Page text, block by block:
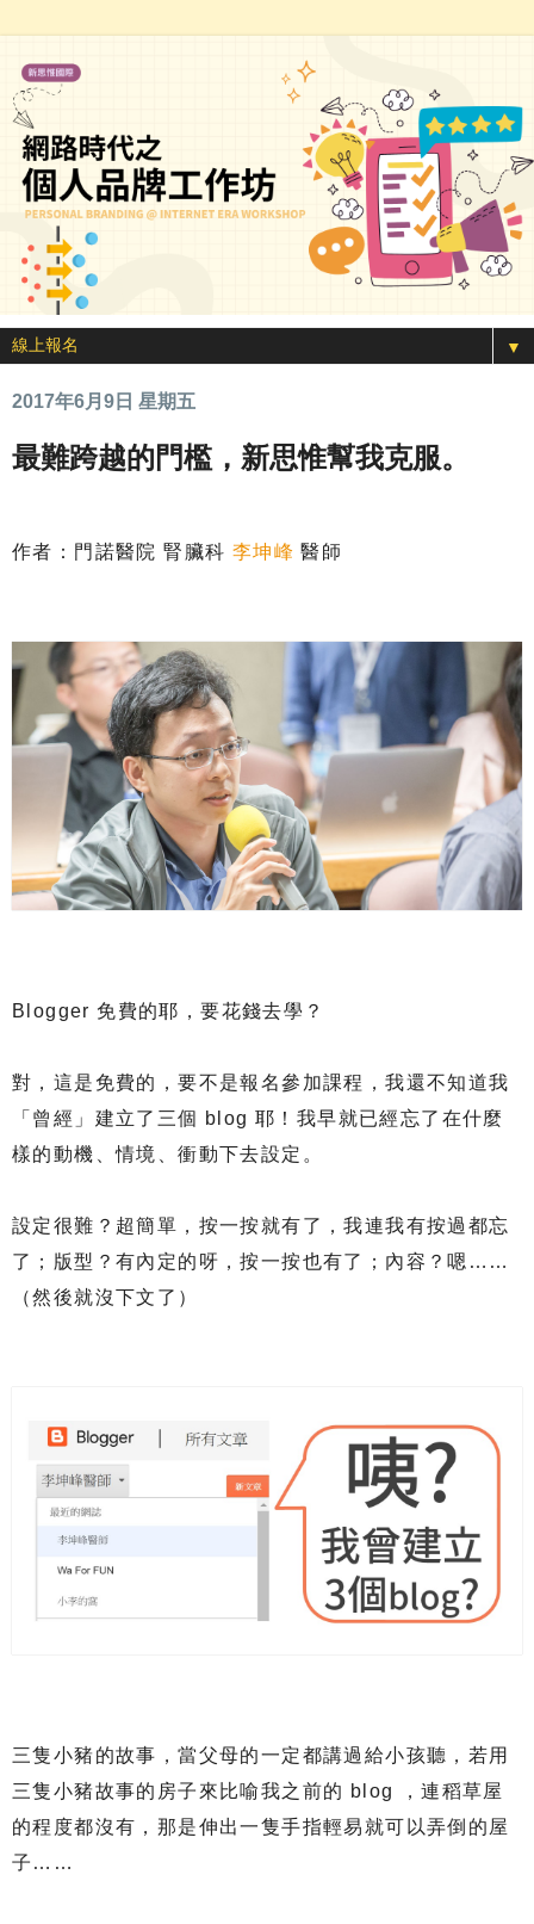
▼
2017年6月9日 星期五
最難跨越的門檻，新思惟幫我克服。
作者：門諾醫院 腎臟科 李坤峰 醫師
Blogger 免費的耶，要花錢去學？
對，這是免費的，要不是報名參加課程，我還不知道我
「曾經」建立了三個 blog 耶！我早就已經忘了在什麼
樣的動機、情境、衝動下去設定。
設定很難？超簡單，按一按就有了，我連我有按過都忘
了；版型？有內定的呀，按一按也有了；內容？嗯……
（然後就沒下文了）
三隻小豬的故事，當父母的一定都講過給小孩聽，若用
三隻小豬故事的房子來比喻我之前的 blog ，連稻草屋
的程度都沒有，那是伸出一隻手指輕易就可以弄倒的屋
子……